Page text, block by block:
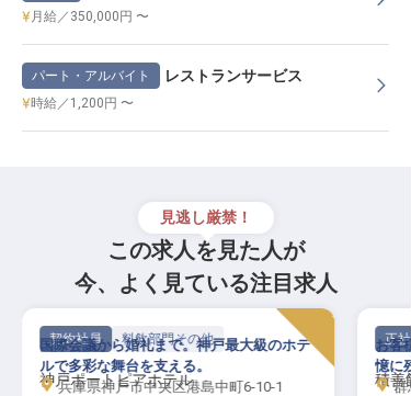
月給／350,000円 〜
パート・アルバイト レストランサービス
時給／1,200円 〜
見逃し厳禁！
この求人を見た人が
今、よく見ている注目求人
契約社員 料飲部門その他
神戸ポートピアホテル
国際会議から婚礼まで。神戸最大級のホテ
ルで多彩な舞台を支える。
兵庫県神戸市中央区港島中町6-10-1
正社
積善
お客
憶に
群